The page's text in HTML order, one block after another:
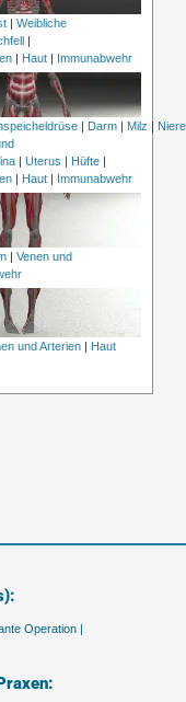
| Weibliche
|
| Haut | Immunabwehr
| Darm| Milz |
| Uterus | Hüfte|
| Haut | Immunabwehr
Venen und
und Arterien| Haut
Operation |